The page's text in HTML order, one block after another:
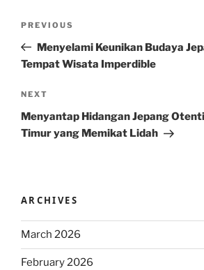
Previous
Post
PREVIOUS
Menyelami Keunikan Budaya
Tempat Wisata Imperdible
Next
Post
NEXT
Menyantap Hidangan Jepang
Timur yang Memikat Lidah
ARCHIVES
March 2026
February 2026